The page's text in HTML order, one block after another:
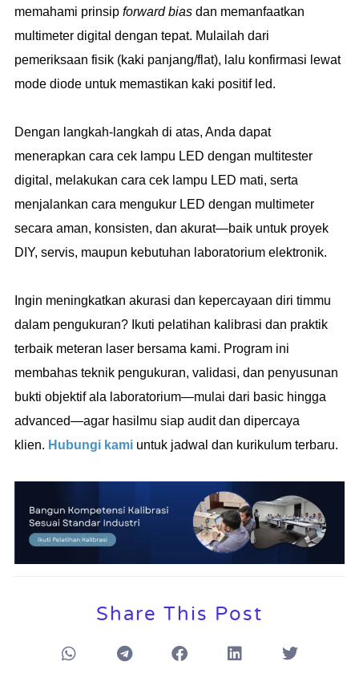
memahami prinsip forward bias dan memanfaatkan
multimeter digital dengan tepat. Mulailah dari
pemeriksaan fisik (kaki panjang/flat), lalu konfirmasi lewat
mode diode untuk memastikan kaki positif led.
Dengan langkah-langkah di atas, Anda dapat
menerapkan cara cek lampu LED dengan multitester
digital, melakukan cara cek lampu LED mati, serta
menjalankan cara mengukur LED dengan multimeter
secara aman, konsisten, dan akurat—baik untuk proyek
DIY, servis, maupun kebutuhan laboratorium elektronik.
Ingin meningkatkan akurasi dan kepercayaan diri timmu
dalam pengukuran? Ikuti pelatihan kalibrasi dan praktik
terbaik meteran laser bersama kami. Program ini
membahas teknik pengukuran, validasi, dan penyusunan
bukti objektif ala laboratorium—mulai dari basic hingga
advanced—agar hasilmu siap audit dan dipercaya
klien. Hubungi kami untuk jadwal dan kurikulum terbaru.
Share This Post